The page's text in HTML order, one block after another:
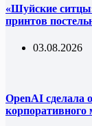
«Шуйские
принтов
03.08.2026
OpenAI сделала
корпоративного